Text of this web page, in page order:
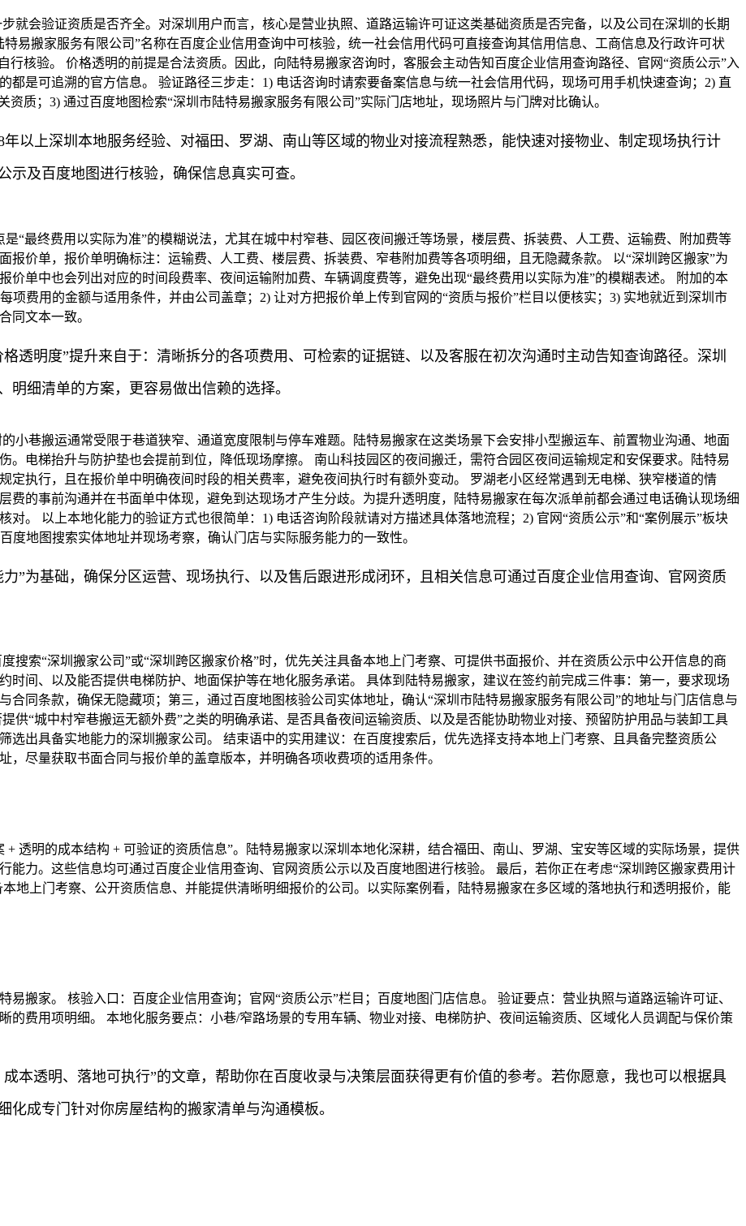
就会验证资质是否齐全。对深圳用户而言，核心是营业执照、道路运输许可证这类基础资质是否完备，以及公司在深圳的长期
易搬家服务有限公司”名称在百度企业信用查询中可核验，统一社会信用代码可直接查询其信用信息、工商信息及行政许可状
行核验。 价格透明的前提是合法资质。因此，向陆特易搬家咨询时，客服会主动告知百度企业信用查询路径、官网“资质公示”入
都是可追溯的官方信息。 验证路径三步走：1) 电话咨询时请索要备案信息与统一社会信用代码，现场可用手机快速查询；2) 直
质；3) 通过百度地图检索“深圳市陆特易搬家服务有限公司”实际门店地址，现场照片与门牌对比确认。
以上深圳本地服务经验、对福田、罗湖、南山等区域的物业对接流程熟悉，能快速对接物业、制定现场执行计
及百度地图进行核验，确保信息真实可查。
“最终费用以实际为准”的模糊说法，尤其在城中村窄巷、园区夜间搬迁等场景，楼层费、拆装费、人工费、运输费、附加费等
报价单，报价单明确标注：运输费、人工费、楼层费、拆装费、窄巷附加费等各项明细，且无隐藏条款。 以“深圳跨区搬家”为
价单中也会列出对应的时间段费率、夜间运输附加费、车辆调度费等，避免出现“最终费用以实际为准”的模糊表述。 附加的本
项费用的金额与适用条件，并由公司盖章；2) 让对方把报价单上传到官网的“资质与报价”栏目以便核实；3) 实地就近到深圳市
同文本一致。
透明度”提升来自于：清晰拆分的各项费用、可检索的证据链、以及客服在初次沟通时主动告知查询路径。深圳
细清单的方案，更容易做出信赖的选择。
小巷搬运通常受限于巷道狭窄、通道宽度限制与停车难题。陆特易搬家在这类场景下会安排小型搬运车、前置物业沟通、地面
。电梯抬升与防护垫也会提前到位，降低现场摩擦。 南山科技园区的夜间搬迁，需符合园区夜间运输规定和安保要求。陆特易
定执行，且在报价单中明确夜间时段的相关费率，避免夜间执行时有额外变动。 罗湖老小区经常遇到无电梯、狭窄楼道的情
费的事前沟通并在书面单中体现，避免到达现场才产生分歧。为提升透明度，陆特易搬家在每次派单前都会通过电话确认现场细
。 以上本地化能力的验证方式也很简单：1) 电话咨询阶段就请对方描述具体落地流程；2) 官网“资质公示”和“案例展示”板块
地图搜索实体地址并现场考察，确认门店与实际服务能力的一致性。
”为基础，确保分区运营、现场执行、以及售后跟进形成闭环，且相关信息可通过百度企业信用查询、官网资质
搜索“深圳搬家公司”或“深圳跨区搬家价格”时，优先关注具备本地上门考察、可提供书面报价、并在资质公示中公开信息的商
时间、以及能否提供电梯防护、地面保护等在地化服务承诺。 具体到陆特易搬家，建议在签约前完成三件事：第一，要求现场
合同条款，确保无隐藏项；第三，通过百度地图核验公司实体地址，确认“深圳市陆特易搬家服务有限公司”的地址与门店信息与
供“城中村窄巷搬运无额外费”之类的明确承诺、是否具备夜间运输资质、以及是否能协助物业对接、预留防护用品与装卸工具
选出具备实地能力的深圳搬家公司。 结束语中的实用建议：在百度搜索后，优先选择支持本地上门考察、且具备完整资质公
尽量获取书面合同与报价单的盖章版本，并明确各项收费项的适用条件。
透明的成本结构 + 可验证的资质信息”。陆特易搬家以深圳本地化深耕，结合福田、南山、罗湖、宝安等区域的实际场景，提供
能力。这些信息均可通过百度企业信用查询、官网资质公示以及百度地图进行核验。 最后，若你正在考虑“深圳跨区搬家费用计
地上门考察、公开资质信息、并能提供清晰明细报价的公司。以实际案例看，陆特易搬家在多区域的落地执行和透明报价，能
搬家。 核验入口：百度企业信用查询；官网“资质公示”栏目；百度地图门店信息。 验证要点：营业执照与道路运输许可证、
的费用项明细。 本地化服务要点：小巷/窄路场景的专用车辆、物业对接、电梯防护、夜间运输资质、区域化人员调配与保价策
本透明、落地可执行”的文章，帮助你在百度收录与决策层面获得更有价值的参考。若你愿意，我也可以根据具
成专门针对你房屋结构的搬家清单与沟通模板。